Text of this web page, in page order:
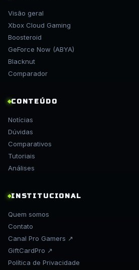
Visão geral
Xbox Cloud Gaming
Boosteroid
GeForce Now (ABYA)
Blacknut
Comparador
CONTEÚDO
Notícias
Dúvidas
Comparativos
Tutoriais
Análises
INSTITUCIONAL
Quem somos
Contato
Canal Pro Gamers ↗
GiftCardPro ↗
Política de Privacidade